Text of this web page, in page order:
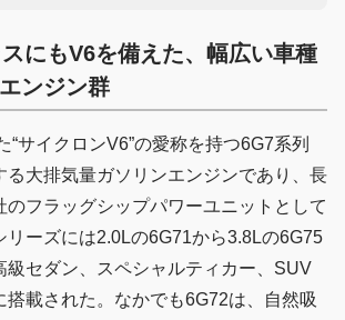
にもV6を備えた、幅広い車種
ンジン群
“サイクロンV6”の愛称を持つ6G7系列
る大排気量ガソリンエンジンであり、長
のフラッグシップパワーユニットとして
リーズには2.0Lの6G71から3.8Lの6G75
級セダン、スペシャルティカー、SUV
搭載された。なかでも6G72は、自然吸